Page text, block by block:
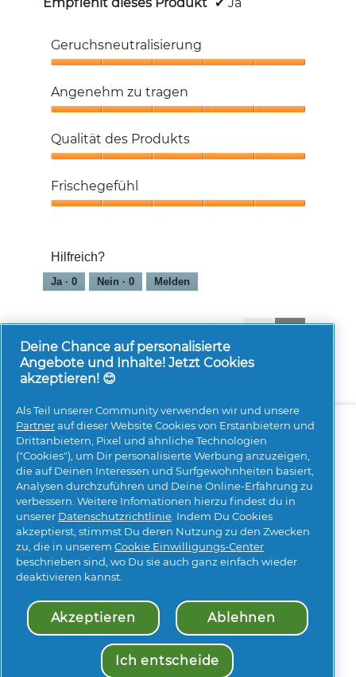
Geruchsneutralisierung
5
von
Angenehm zu tragen
zu
tragen,
von
5
Qualität des Produkts
des
Produkts,
Frischegefühl
5
Hilfreich?
Ja · 0 Nein · 0 Melden
Über uns Kontakt pg.com besuchen
Mehr Inspiration
Meine Daten
Geschäftsbedingungen
Impressum
Über Cookies Sitemap
© 2026 Procter & Gamble. Alle Rechte vorbehalten. Der
Gebrauch und Zugang zu den Informationen auf dieser
Seite unterliegen unseren Nutzungsbedingungen.
Deine Chance auf personalisierte
Angebote und Inhalte! Jetzt Cookies
akzeptieren! 😊
Als Teil unserer Community verwenden wir und unsere
Partnerauf dieser Website Cookies von Erstanbietern und
Drittanbietern, Pixel und ähnliche Technologien
("Cookies"), um Dir personalisierte Werbung anzuzeigen,
die auf Deinen Interessen und Surfgewohnheiten basiert,
Analysen durchzuführen und Deine Online-Erfahrung zu
verbessern. Weitere Infomationen hierzu findest du in
unserer Datenschutzrichtlinie. Indem Du Cookies
akzeptierst, stimmst Du deren Nutzung zu den Zwecken
zu, die in unserem Cookie Einwilligungs-Center
beschrieben sind, wo Du sie auch ganz einfach wieder
deaktivieren kannst.
Akzeptieren Ablehnen
Ich entscheide